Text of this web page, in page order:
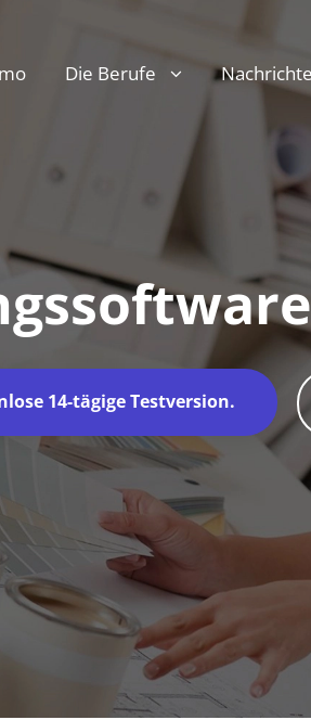
Die Berufe
14-tägige Testversion.